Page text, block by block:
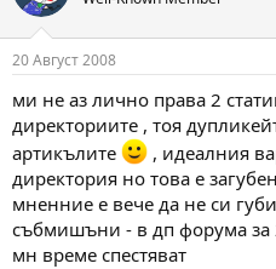
20 Август 2008
ми не аз лично права 2
директориите , тоя
артикълите
, идеалния
директория но това е
мненние е вече да не си
събмишъни - в дп форума за
мн време спестяват